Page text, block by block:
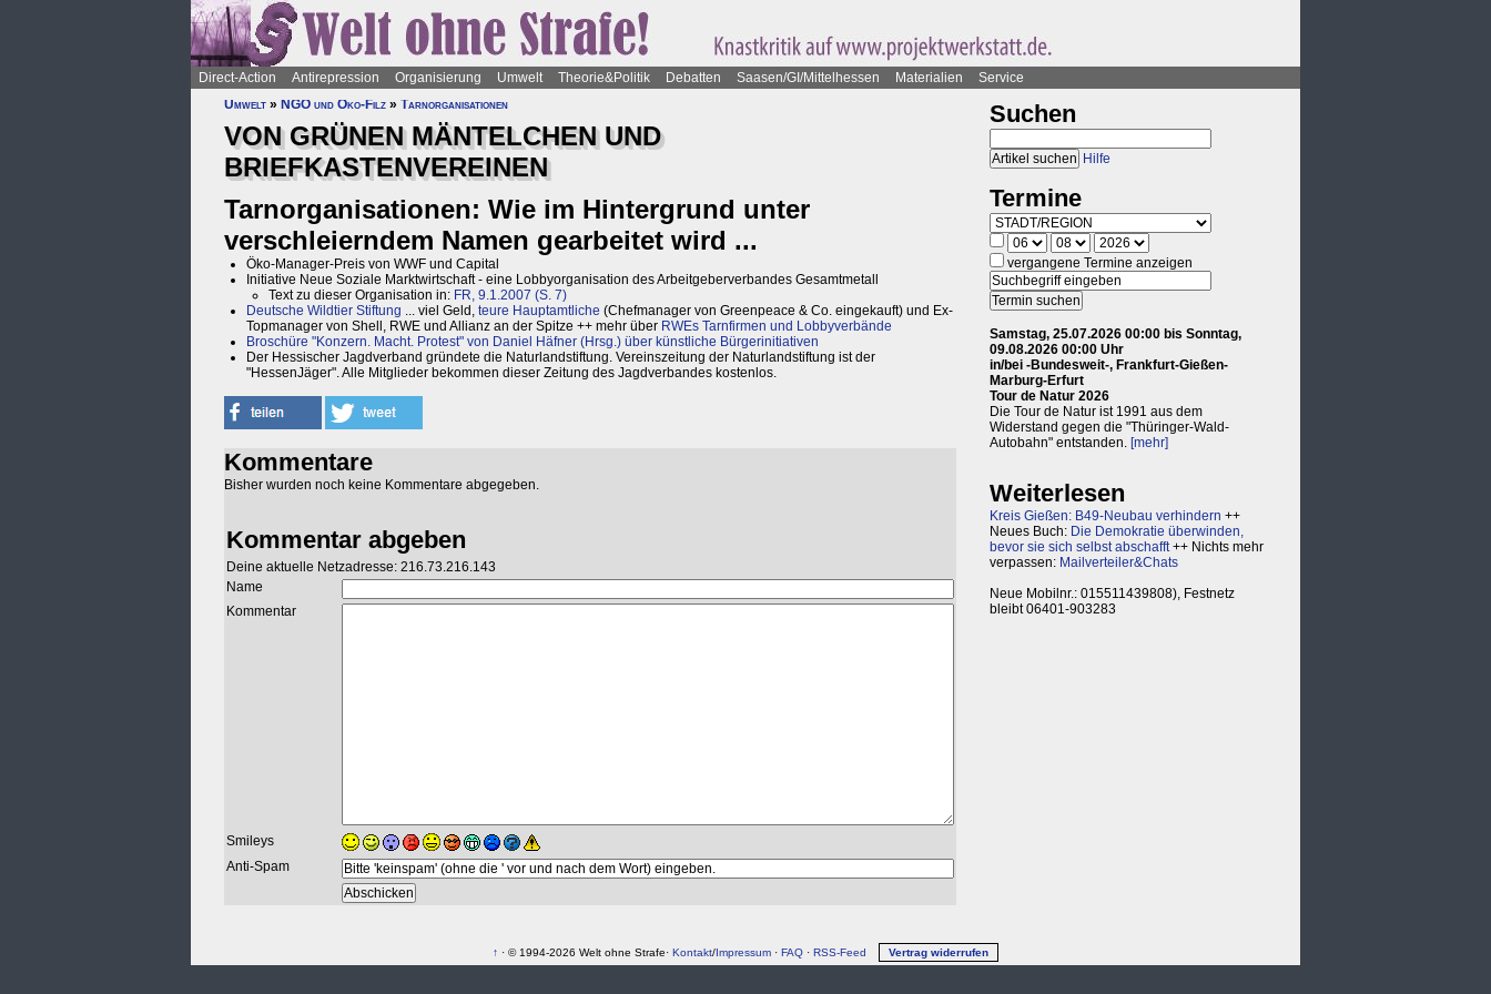
Direct-Action Antirepression Organisierung Umwelt Theorie&Politik Debatten Saasen/GI/Mittelhessen Materialien
Service
Umwelt » NGO und Öko-Filz » Tarnorganisationen
VON GRÜNEN MÄNTELCHEN UND
BRIEFKASTENVEREINEN
Tarnorganisationen: Wie im Hintergrund unter
verschleierndem Namen gearbeitet wird ...
Öko-Manager-Preis von WWF und Capital
Initiative Neue Soziale Marktwirtschaft - eine Lobbyorganisation des Arbeitgeberverbandes Gesamtmetall
Text zu dieser Organisation in: FR, 9.1.2007 (S. 7)
Deutsche Wildtier Stiftung ... viel Geld, teure Hauptamtliche (Chefmanager von Greenpeace & Co. eingekauft) und Ex-
Topmanager von Shell, RWE und Allianz an der Spitze ++ mehr über RWEs Tarnfirmen und Lobbyverbände
Broschüre "Konzern. Macht. Protest" von Daniel Häfner (Hrsg.) über künstliche Bürgerinitiativen
Der Hessischer Jagdverband gründete die Naturlandstiftung. Vereinszeitung der Naturlandstiftung ist der
"HessenJäger". Alle Mitglieder bekommen dieser Zeitung des Jagdverbandes kostenlos.
Kommentare
Bisher wurden noch keine Kommentare abgegeben.
Kommentar abgeben
Deine aktuelle Netzadresse: 216.73.216.143
Name
Kommentar
Smileys
Anti-Spam
Suchen
Hilfe
Termine
vergangene Termine anzeigen
Samstag, 25.07.2026 00:00 bis Sonntag,
09.08.2026 00:00 Uhr
in/bei -Bundesweit-, Frankfurt-Gießen-
Marburg-Erfurt
Tour de Natur 2026
Die Tour de Natur ist 1991 aus dem
Widerstand gegen die "Thüringer-Wald-
Autobahn" entstanden. [mehr]
Weiterlesen
Kreis Gießen: B49-Neubau verhindern ++
Neues Buch: Die Demokratie überwinden,
bevor sie sich selbst abschafft++ Nichts mehr
verpassen: Mailverteiler&Chats
Neue Mobilnr.: 015511439808), Festnetz
bleibt 06401-903283
↑ · © 1994-2026 Welt ohne Strafe· Kontakt/Impressum · FAQ · RSS-Feed Vertrag widerrufen